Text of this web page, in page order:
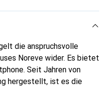
die anspruchsvolle
Noreve wider. Es bietet
Seit Jahren von
hergestellt, ist es die